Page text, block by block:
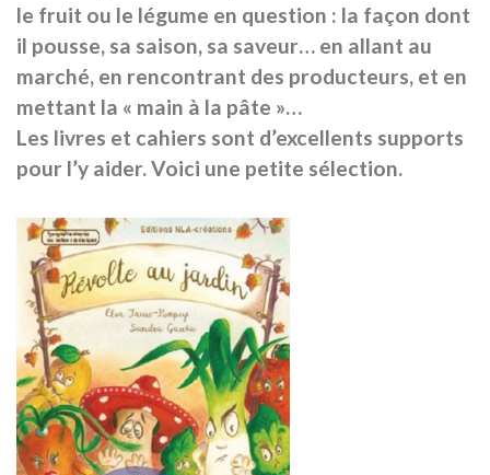
le fruit ou le légume en question : la façon dont
il pousse, sa saison, sa saveur… en allant au
marché, en rencontrant des producteurs, et en
mettant la « main à la pâte »…
Les livres et cahiers sont d’excellents supports
pour l’y aider. Voici une petite sélection.